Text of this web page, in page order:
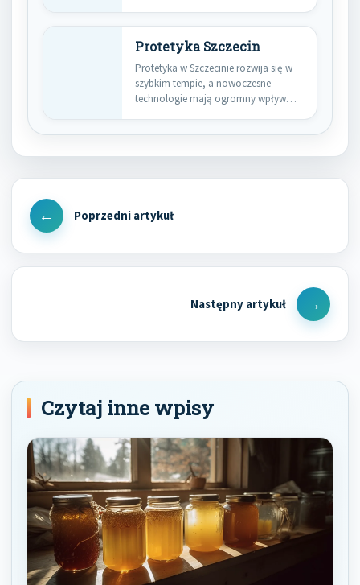
Protetyka Szczecin
Protetyka w Szczecinie rozwija się w
szybkim tempie, a nowoczesne
technologie mają ogromny wpływ
Nawigacja
wpisu
Previous
Next
Post
Czytaj inne wpisy